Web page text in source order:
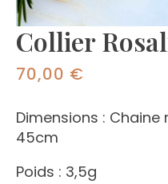
Collier
70,00 €
Dimensions :
45cm
Poids : 3,5g